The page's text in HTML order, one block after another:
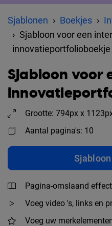
Sjablonen Boekjes
Sjabloon voor een
innovatieportfolioboekje
Sjabloon voor
Grootte: 794px x
Aantal pagina's: 10
Pagina-omslaand effect
Voeg video 's, links en
Voeg uw